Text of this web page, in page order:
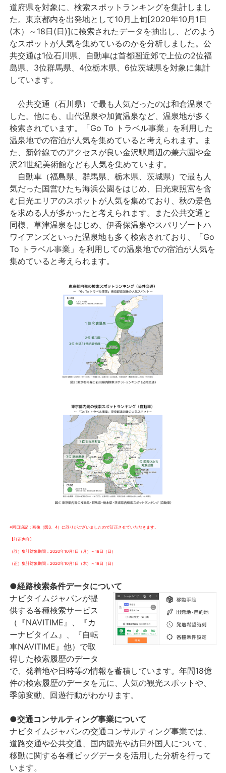
道府県を対象に、検索スポットランキングを集計しまし
た。東京都内を出発地として10月上旬[2020年10月1日
(木）～18日(日)]に検索されたデータを抽出し、どのよう
なスポットが人気を集めているのかを分析しました。公
共交通は1位石川県、自動車は首都圏近郊で上位の2位福
島県、3位群馬県、4位栃木県、6位茨城県を対象に集計
しています。
公共交通（石川県）で最も人気だったのは和倉温泉で
した。他にも、山代温泉や加賀温泉など、温泉地が多く
検索されています。「Go To トラベル事業」を利用した
温泉地での宿泊が人気を集めていると考えられます。ま
た、新幹線でのアクセスが良い金沢駅周辺の兼六園や金
沢21世紀美術館なども人気を集めています。
自動車（福島県、群馬県、栃木県、茨城県）で最も人
気だった国営ひたち海浜公園をはじめ、日光東照宮を含
む日光エリアのスポットが人気を集めており、秋の景色
を求める人が多かったと考えられます。また公共交通と
同様、草津温泉をはじめ、伊香保温泉やスパリゾートハ
ワイアンズといった温泉地も多く検索されており、「Go
To トラベル事業」を利用しての温泉地での宿泊が人気を
集めていると考えられます。
※同日追記：画像（図3、4）に誤りがございましたので訂正させていただきます。
【訂正内容】
（誤）集計対象期間：2020年10月1日（月）～18日（日）
（正）集計対象期間：2020年10月1日（木）～18日（日）
●経路検索条件データについて
ナビタイムジャパンが提
供する各種検索サービス
（『NAVITIME』、『カ
ーナビタイム』、『自転
車NAVITIME』他）で取
得した検索履歴のデータ
で、発着地や日時等の情報を蓄積しています。年間18億
件の検索履歴のデータを元に、人気の観光スポットや、
季節変動、回遊行動がわかります。
●交通コンサルティング事業について
ナビタイムジャパンの交通コンサルティング事業では、
道路交通や公共交通、国内観光や訪日外国人について、
移動に関する各種ビッグデータを活用した分析を行って
います。